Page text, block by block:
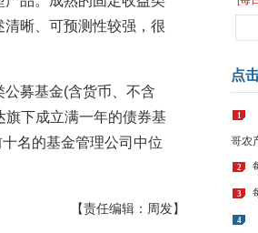
晰、可预测性较强，很
募基金(含货币、不含
下成立满一年的债券基
名的基金管理公司中位
【责任编辑：周发】
点
1
哥农
2
3
4